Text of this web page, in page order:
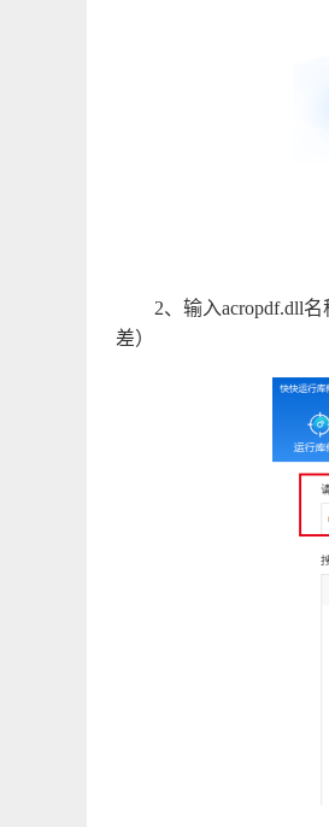
2、输入acropdf.dll
差）